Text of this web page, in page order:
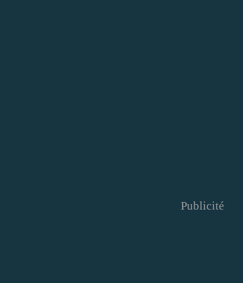
Publicité